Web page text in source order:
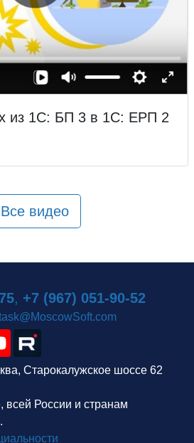
из 1С: БП 3 в 1С: ЕРП 2
Все видео
, +7 (967) 051-90-52
Старокалужское шоссе 62
всей России и странам